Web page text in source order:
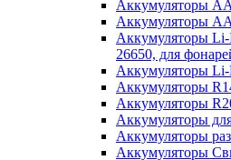
Аккумуляторы
Аккумуляторы
Аккумуляторы Li-
26650, для
Аккумуляторы Li-
Аккумуляторы
Аккумуляторы
Аккумуляторы
Аккумуляторы
Аккумуляторы